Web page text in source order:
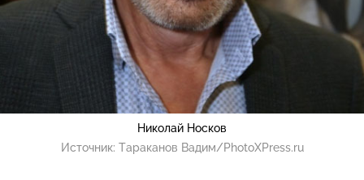
Николай Носков
Источник: Тараканов Вадим/PhotoXPress.ru